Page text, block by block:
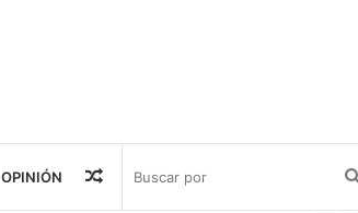
OPINIÓN Publicación